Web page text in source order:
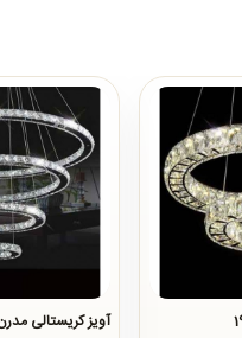
آویز کریستالی مدرن 1904-80-60-